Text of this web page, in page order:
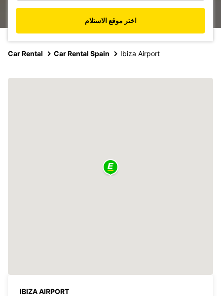
اختر موقع الاستلام
Car Rental Car Rental Spain Ibiza Airport
IBIZA AIRPORT